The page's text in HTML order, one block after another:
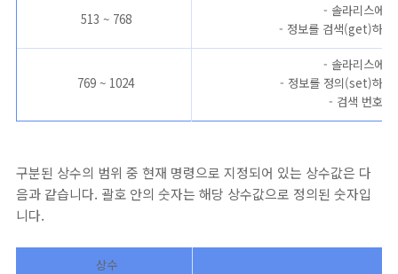
513 ~ 768
- 솔라리스에
- 정보를 검색(get)하는
769 ~ 1024
- 솔라리스에
- 정보를 정의(set)하는
- 검색 번호 +
구분된 상수의 범위 중 현재 명령으로 지정되어 있는 상수값은 다
음과 같습니다. 괄호 안의 숫자는 해당 상수값으로 정의된 숫자입
니다.
상수